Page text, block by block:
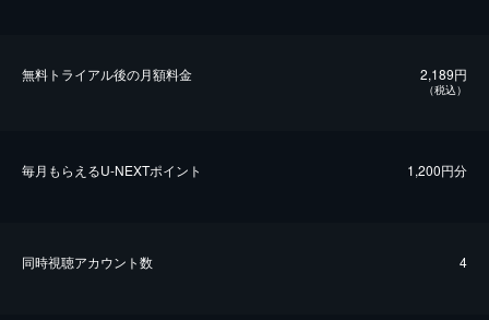
無料トライアル後の⽉額料金 2,189円
（税込）
毎⽉もらえるU-NEXTポイント 1,200円分
同時視聴アカウント数 4